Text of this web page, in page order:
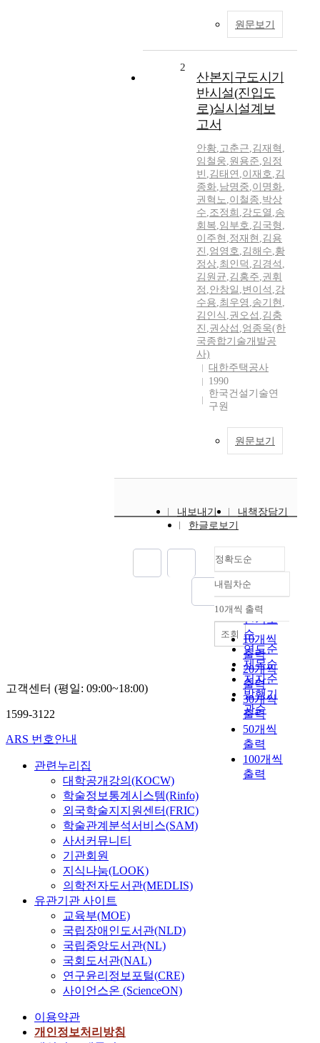
원문보기
2
산본지구도시기
반시설(진입도
로)실시설계보
고서
안황,고춘근,김재혁 ,
임철웅,원용준,임정
빈 ,김태연 ,이재호,김
종화,남명중,이명화,
권혁노,이철종,박상
수,조정희 ,강도열 ,송
회복,임부호,김국형 ,
이주현 ,정재현 ,김용
진 ,엄영호,김해수,황
정상,최인덕 ,김경석 ,
김원균,김홍주,권휘
정 ,안창일 ,변이석 ,강
수용,최우영 ,송기현 ,
김인식 ,권오섭 ,김충
진 ,권상섭 ,엄종욱(한
국종합기술개발공
사)
대한주택공사
1990
한국건설기술연
구원
원문보기
내보내기
내책장담기
한글로보기
정확도순
정확도
순
인기도
순
연도순
제목순
저자순
발행기
관순
내림차순
내림차순
10개씩 출력
10개씩
출력
20개씩
출력
30개씩
출력
50개씩
출력
100개씩
출력
조회
고객센터 (평일: 09:00~18:00)
1599-3122
ARS 번호안내
관련누리집
대학공개강의(KOCW)
학술정보통계시스템(Rinfo)
외국학술지지원센터(FRIC)
학술관계분석서비스(SAM)
사서커뮤니티
기관회원
지식나눔(LOOK)
의학전자도서관(MEDLIS)
유관기관 사이트
교육부(MOE)
국립장애인도서관(NLD)
국립중앙도서관(NL)
국회도서관(NAL)
연구윤리정보포털(CRE)
사이언스온 (ScienceON)
이용약관
개인정보처리방침